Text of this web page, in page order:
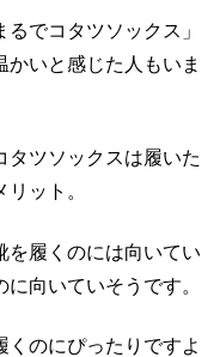
でコタツソックス」
いと感じた人もいま
タツソックスは履いた
ット。
を履くのには向いてい
向いていそうです。
くのにぴったりですよ